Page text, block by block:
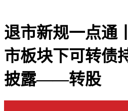
退市新规一点通
市板块下可转债
披露——转股